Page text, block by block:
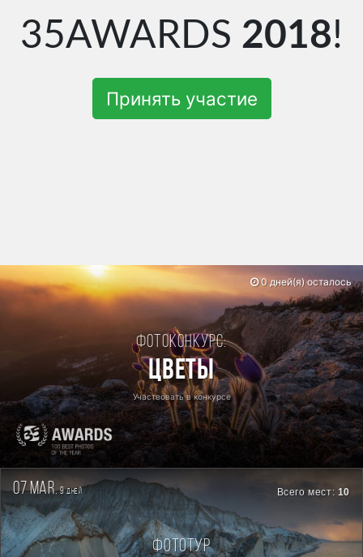
35AWARDS 2018!
Принять участие
Фотоконкурс:
Цветы
Участвовать в конкурсе
0 дней(я) осталось
07 mar.9дней Всего мест: 10
Фототур